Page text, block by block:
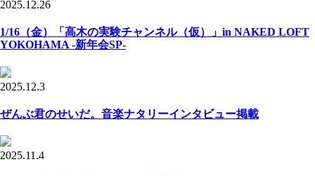
2025.12.26
1/16（金）「高木の実験チャンネル（仮）」in NAKED LOFT
YOKOHAMA -新年会SP-
2025.12.3
ぜんぶ君のせいだ。音楽ナタリーインタビュー掲載
2025.11.4